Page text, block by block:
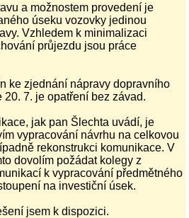
a možnostem provedení je
úseku vozovky jedinou
Vzhledem k minimalizaci
průjezdu jsou práce
ke zjednání nápravy dopravního
20. 7. je opatření bez závad.
jak pan Šlechta uvádí, je
vypracování návrhu na celkovou
rekonstrukci komunikace. V
dovolím požádat kolegy z
k vypracování předmětného
na investiční úsek.
jsem k dispozici.